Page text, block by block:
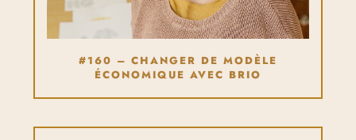
#160 – CHANGER DE MODÈLE
ÉCONOMIQUE AVEC BRIO